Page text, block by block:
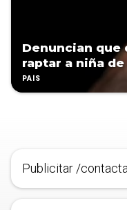
Denuncian
raptar a niña
PAÍS
Publicitar /